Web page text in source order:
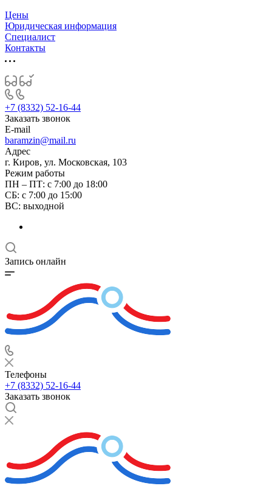
Цены
Юридическая информация
Специалист
Контакты
+7 (8332) 52-16-44
Заказать звонок
E-mail
baramzin@mail.ru
Адрес
г. Киров, ул. Московская, 103
Режим работы
ПН – ПТ: с 7:00 до 18:00
СБ: с 7:00 до 15:00
ВС: выходной
Запись онлайн
Телефоны
+7 (8332) 52-16-44
Заказать звонок